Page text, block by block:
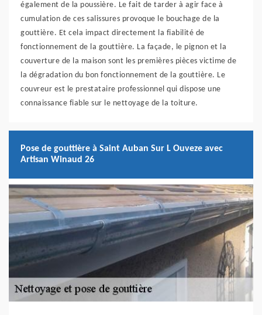
également de la poussière. Le fait de tarder à agir face à
cumulation de ces salissures provoque le bouchage de la
gouttière. Et cela impact directement la fiabilité de
fonctionnement de la gouttière. La façade, le pignon et la
couverture de la maison sont les premières pièces victime de
la dégradation du bon fonctionnement de la gouttière. Le
couvreur est le prestataire professionnel qui dispose une
connaissance fiable sur le nettoyage de la toiture.
Pose de gouttière à Saint Auban Sur L Ouveze avec
Artisan Winaud 26